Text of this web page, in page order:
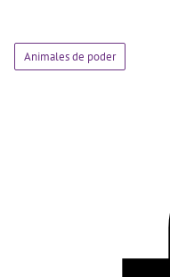
Animales de poder